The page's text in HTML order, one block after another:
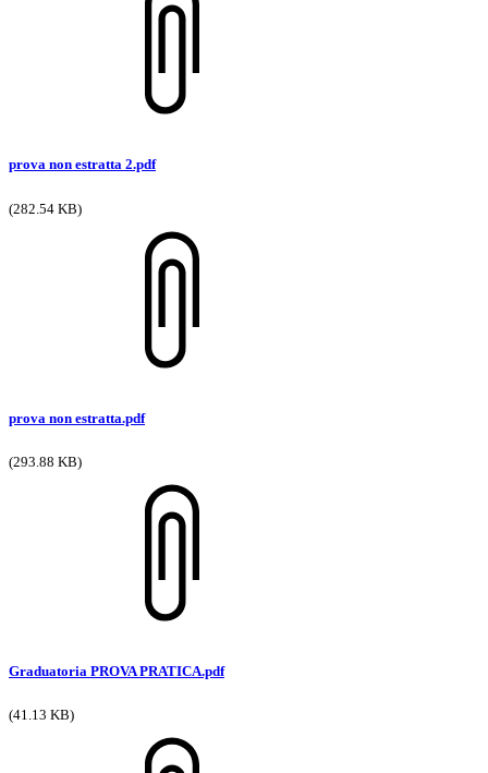
prova non estratta 2.pdf
(282.54 KB)
prova non estratta.pdf
(293.88 KB)
Graduatoria PROVA PRATICA.pdf
(41.13 KB)